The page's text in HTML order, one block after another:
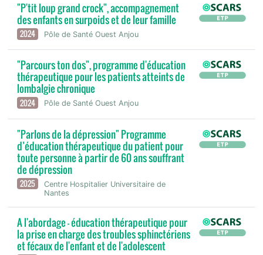
"P'tit loup grand crock", accompagnement
des enfants en surpoids et de leur famille
2024 Pôle de Santé Ouest Anjou
"Parcours ton dos", programme d'éducation
thérapeutique pour les patients atteints de
lombalgie chronique
2024 Pôle de Santé Ouest Anjou
"Parlons de la dépression" Programme
d’éducation thérapeutique du patient pour
toute personne à partir de 60 ans souffrant
de dépression
2025
Centre Hospitalier Universitaire de
Nantes
A l'abordage - éducation thérapeutique pour
la prise en charge des troubles sphinctériens
et fécaux de l'enfant et de l'adolescent